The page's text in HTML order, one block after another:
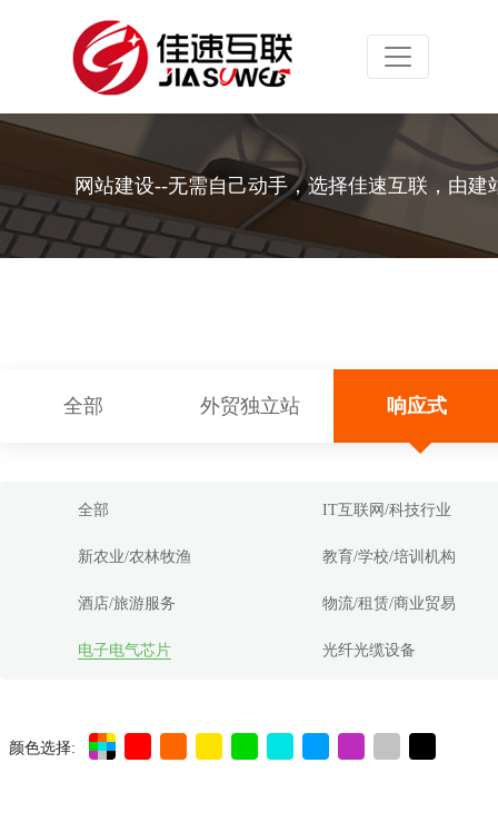
Toggle
网站建设--无需自己动手，选择佳速互联，由建
全部 外贸独立站 响应式
全部 IT互联网/科技行业
新农业/农林牧渔 教育/学校/培训机构
酒店/旅游服务 物流/租赁/商业贸易
电子电气芯片 光纤光缆设备
颜色选择: